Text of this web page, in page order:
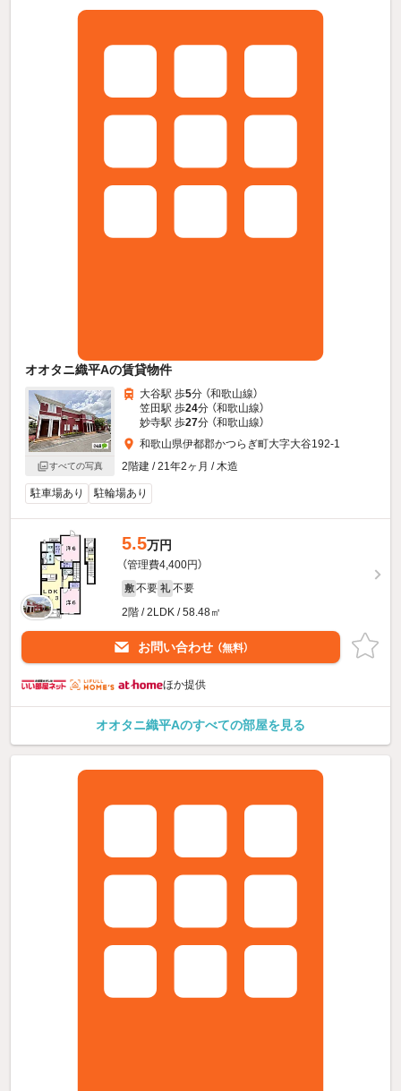
オオタニ織平Aの賃貸物件
すべての写真
大谷駅 歩5分 （和歌山線）
笠田駅 歩24分 （和歌山線）
妙寺駅 歩27分 （和歌山線）
和歌山県伊都郡かつらぎ町大字大谷192-1
2階建 / 21年2ヶ月 / 木造
駐車場あり 駐輪場あり
5.5万円
（管理費4,400円）
敷 不要 礼 不要
2階 / 2LDK / 58.48㎡
お問い合わせ （無料）
ほか提供
オオタニ織平Aのすべての部屋を見る